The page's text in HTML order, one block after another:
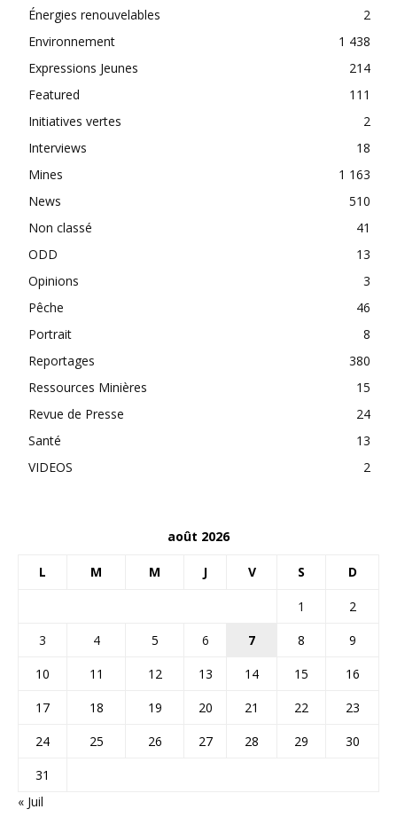
Énergies renouvelables
2
Environnement
1 438
Expressions Jeunes
214
Featured
111
Initiatives vertes
2
Interviews
18
Mines
1 163
News
510
Non classé
41
ODD
13
Opinions
3
Pêche
46
Portrait
8
Reportages
380
Ressources Minières
15
Revue de Presse
24
Santé
13
VIDEOS
2
août 2026
L M M J V S D
1
2
3
4 5 6 7 8
9
10
11 12 13 14 15
16
17
18 19 20 21 22
23
24
25 26 27 28 29
30
31
« Juil